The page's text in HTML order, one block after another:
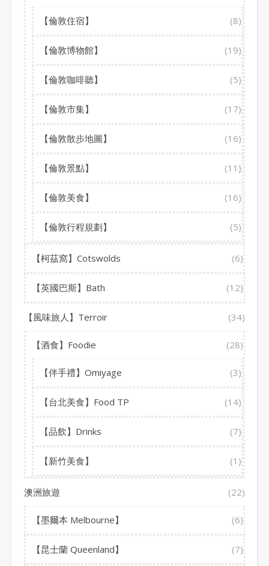
【倫敦住宿】 (8)
【倫敦博物館】 (19)
【倫敦咖啡聽】 (5)
【倫敦市集】 (17)
【倫敦散步地圖】 (16)
【倫敦景點】 (11)
【倫敦美食】 (16)
【倫敦行程規劃】 (5)
【柯茲窩】Cotswolds (6)
【英國巴斯】Bath (12)
【風味旅人】Terroir (34)
【酒食】Foodie (28)
【伴手禮】Omiyage (3)
【台北美食】Food TP (14)
【品飲】Drinks (7)
【新竹美食】 (1)
澳洲旅遊 (22)
【墨爾本 Melbourne】 (6)
【昆士蘭 Queenland】 (7)